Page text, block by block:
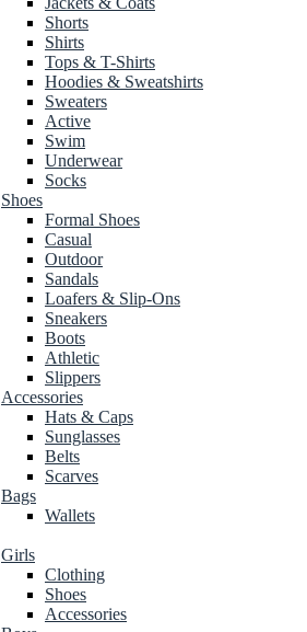
Shorts
Shirts
Tops & T-Shirts
Hoodies & Sweatshirts
Sweaters
Active
Swim
Underwear
Socks
Shoes
Formal Shoes
Casual
Outdoor
Sandals
Loafers & Slip-Ons
Sneakers
Boots
Athletic
Slippers
Accessories
Hats & Caps
Sunglasses
Belts
Scarves
Bags
Wallets
Girls
Clothing
Shoes
Accessories